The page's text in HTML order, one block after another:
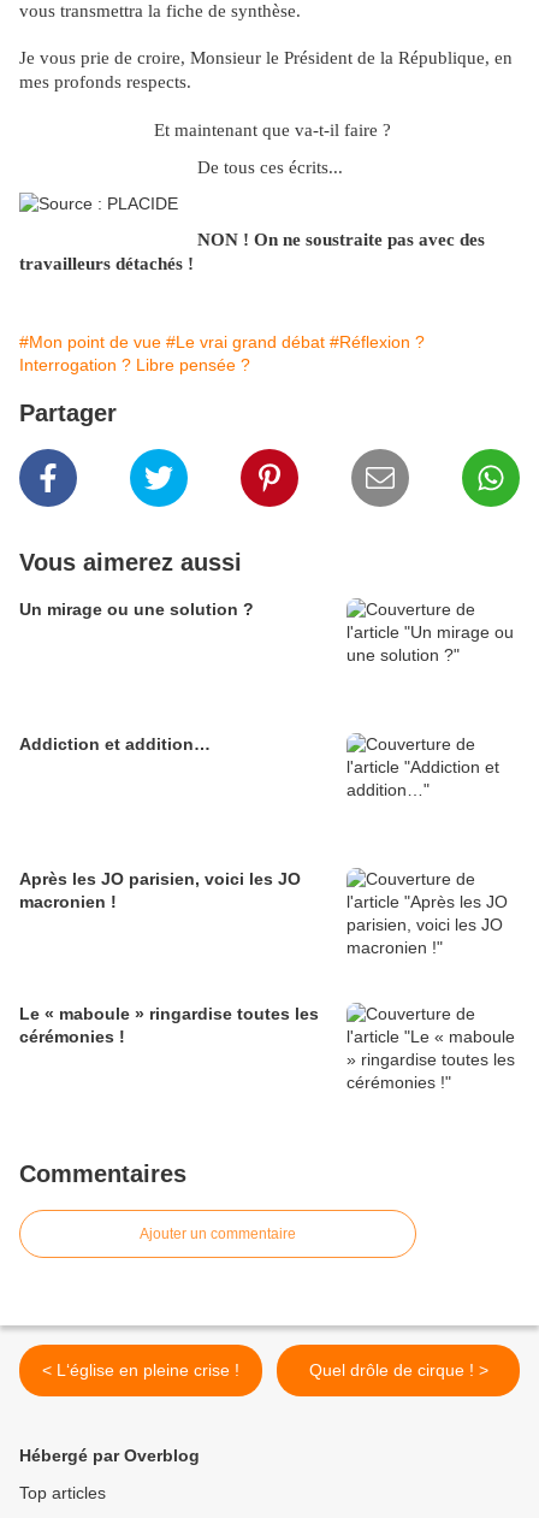
vous transmettra la fiche de synthèse.
Je vous prie de croire, Monsieur le Président de la République, en
mes profonds respects.
Et maintenant que va-t-il faire ?
De tous ces écrits...
NON ! On ne soustraite pas avec des
travailleurs détachés !
#Mon point de vue #Le vrai grand débat #Réflexion ?
Interrogation ? Libre pensée ?
Partager
Vous aimerez aussi
Un mirage ou une solution ?
Addiction et addition…
Après les JO parisien, voici les JO
macronien !
Le « maboule » ringardise toutes les
cérémonies !
Commentaires
Ajouter un commentaire
< L‘église en pleine crise ! Quel drôle de cirque ! >
Hébergé par Overblog
Top articles